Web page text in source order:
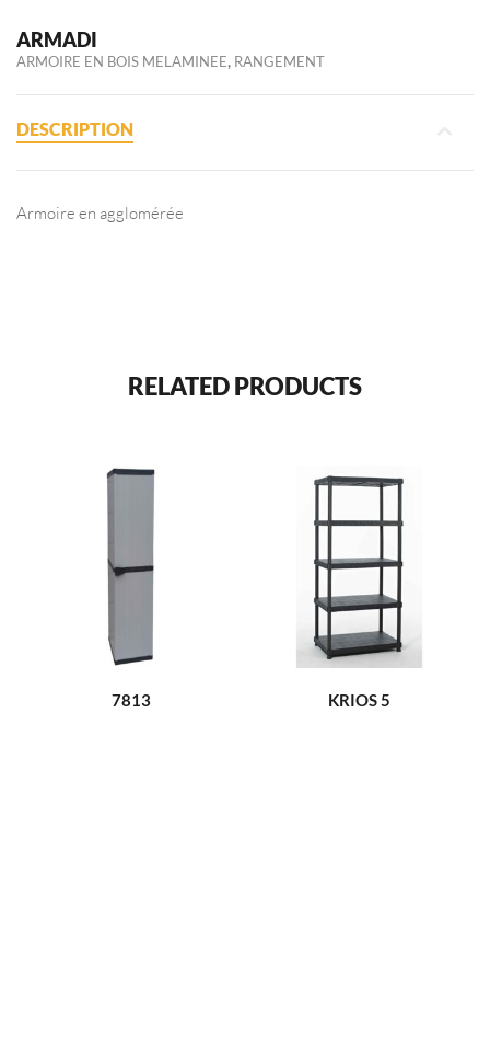
ARMADI
ARMOIRE EN BOIS MELAMINEE, RANGEMENT
DESCRIPTION
Armoire en agglomérée
RELATED PRODUCTS
7813 KRIOS 5